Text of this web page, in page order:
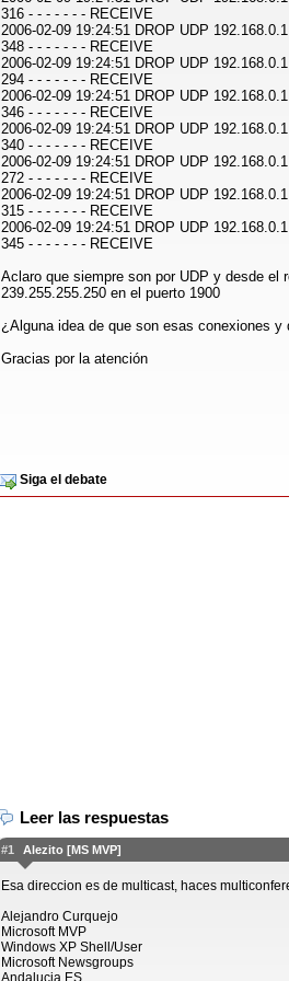
316 - - - - - - - RECEIVE
2006-02-09 19:24:51 DROP UDP
348 - - - - - - - RECEIVE
2006-02-09 19:24:51 DROP UDP
294 - - - - - - - RECEIVE
2006-02-09 19:24:51 DROP UDP
346 - - - - - - - RECEIVE
2006-02-09 19:24:51 DROP UDP
340 - - - - - - - RECEIVE
2006-02-09 19:24:51 DROP UDP
272 - - - - - - - RECEIVE
2006-02-09 19:24:51 DROP UDP
315 - - - - - - - RECEIVE
2006-02-09 19:24:51 DROP UDP
345 - - - - - - - RECEIVE
Aclaro que siempre son por UDP y desde el
239.255.255.250 en el puerto 1900
¿Alguna idea de que son esas conexiones y
Gracias por la atención
Siga el debate
Leer las respuestas
#1 Alezito [MS MVP]
Esa direccion es de multicast, haces
Alejandro Curquejo
Microsoft MVP
Windows XP Shell/User
Microsoft Newsgroups
Andalucia ES